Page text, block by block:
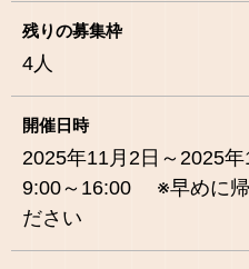
残りの募集枠
4人
開催日時
2025年11月2日～2025年
9:00～16:00 ※早めに帰
ださい